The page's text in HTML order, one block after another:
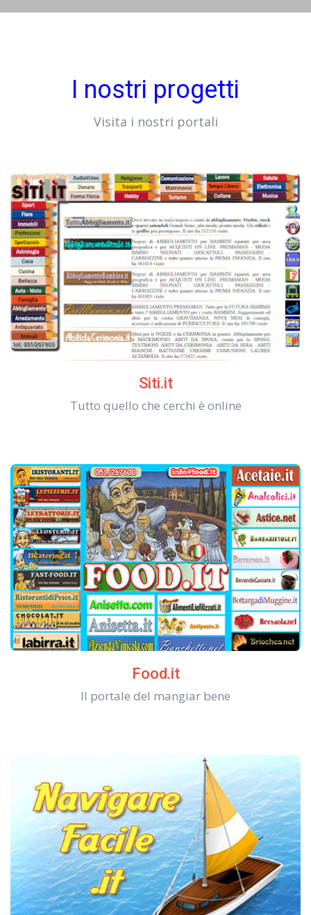
I nostri progetti
Visita i nostri portali
Siti.it
Tutto quello che cerchi è online
Food.it
Il portale del mangiar bene